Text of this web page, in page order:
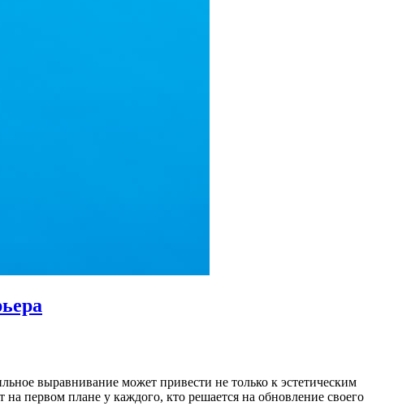
выравнивание может привести не только к эстетическим
первом плане у каждого, кто решается на обновление своего